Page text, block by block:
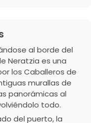
al borde del
Neratzia es una
los Caballeros de
murallas de
panorámicas al
todo.
del puerto, la